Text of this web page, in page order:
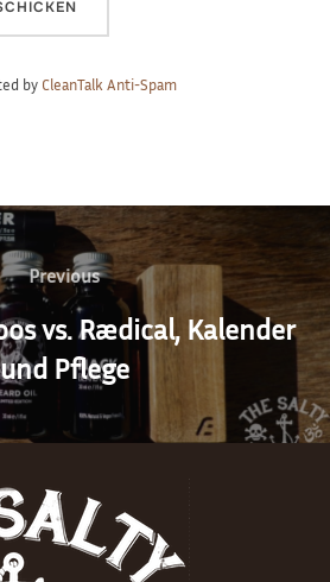
by CleanTalk Anti-Spam
Previous
Previous
vs. Rædical, Kalender
und Pflege